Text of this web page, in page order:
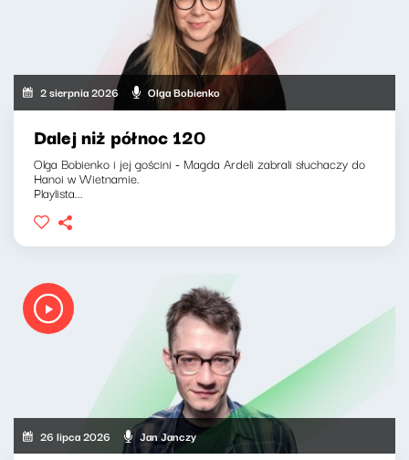
2 sierpnia 2026 Olga Bobienko
Dalej niż północ 120
Olga Bobienko i jej gościni - Magda Ardeli zabrali słuchaczy do
Hanoi w Wietnamie.
Playlista...
26 lipca 2026 Jan Janczy